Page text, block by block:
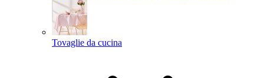
Tovaglie da cucina